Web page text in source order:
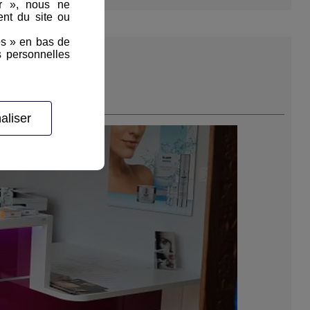
», nous ne
du site ou
» en bas de